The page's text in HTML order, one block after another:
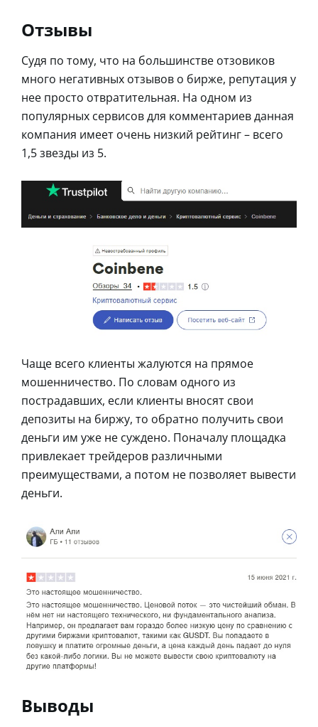
Отзывы
Судя по тому, что на большинстве отзовиков
много негативных отзывов о бирже, репутация у
нее просто отвратительная. На одном из
популярных сервисов для комментариев данная
компания имеет очень низкий рейтинг – всего
1,5 звезды из 5.
Чаще всего клиенты жалуются на прямое
мошенничество. По словам одного из
пострадавших, если клиенты вносят свои
депозиты на биржу, то обратно получить свои
деньги им уже не суждено. Поначалу площадка
привлекает трейдеров различными
преимуществами, а потом не позволяет вывести
деньги.
Выводы